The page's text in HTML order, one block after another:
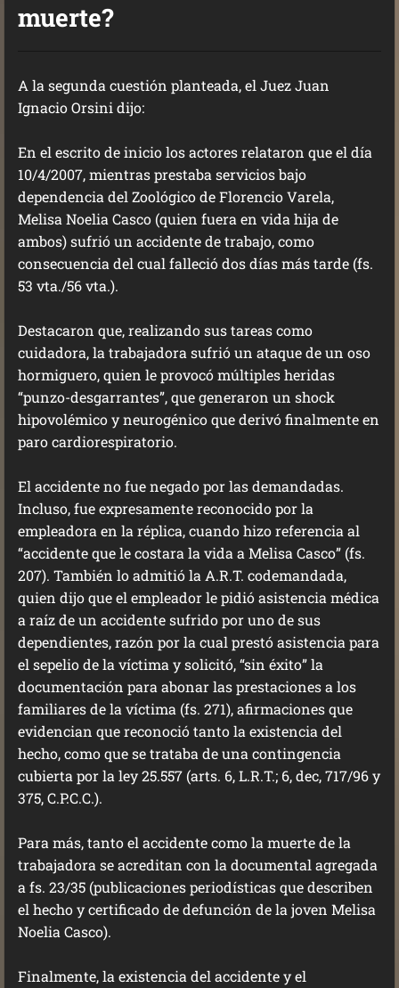
muerte?
A la segunda cuestión planteada, el Juez Juan
Ignacio Orsini dijo:
En el escrito de inicio los actores relataron que el día
10/4/2007, mientras prestaba servicios bajo
dependencia del Zoológico de Florencio Varela,
Melisa Noelia Casco (quien fuera en vida hija de
ambos) sufrió un accidente de trabajo, como
consecuencia del cual falleció dos días más tarde (fs.
53 vta./56 vta.).
Destacaron que, realizando sus tareas como
cuidadora, la trabajadora sufrió un ataque de un oso
hormiguero, quien le provocó múltiples heridas
“punzo-desgarrantes”, que generaron un shock
hipovolémico y neurogénico que derivó finalmente en
paro cardiorespiratorio.
El accidente no fue negado por las demandadas.
Incluso, fue expresamente reconocido por la
empleadora en la réplica, cuando hizo referencia al
“accidente que le costara la vida a Melisa Casco” (fs.
207). También lo admitió la A.R.T. codemandada,
quien dijo que el empleador le pidió asistencia médica
a raíz de un accidente sufrido por uno de sus
dependientes, razón por la cual prestó asistencia para
el sepelio de la víctima y solicitó, “sin éxito” la
documentación para abonar las prestaciones a los
familiares de la víctima (fs. 271), afirmaciones que
evidencian que reconoció tanto la existencia del
hecho, como que se trataba de una contingencia
cubierta por la ley 25.557 (arts. 6, L.R.T.; 6, dec, 717/96 y
375, C.P.C.C.).
Para más, tanto el accidente como la muerte de la
trabajadora se acreditan con la documental agregada
a fs. 23/35 (publicaciones periodísticas que describen
el hecho y certificado de defunción de la joven Melisa
Noelia Casco).
Finalmente, la existencia del accidente y el